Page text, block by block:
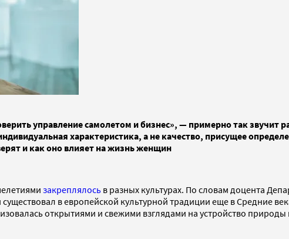
управление самолетом и бизнес», — примерно так звучит
характеристика, а не качество, присущее
и как оно влияет на жизнь женщин
закреплялось в разных культурах. По словам доцента
в европейской культурной традиции еще в Средние
открытиями и свежими взглядами на устройство